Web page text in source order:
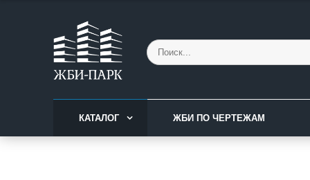
КАТАЛОГ ЖБИ ПО ЧЕРТЕЖАМ